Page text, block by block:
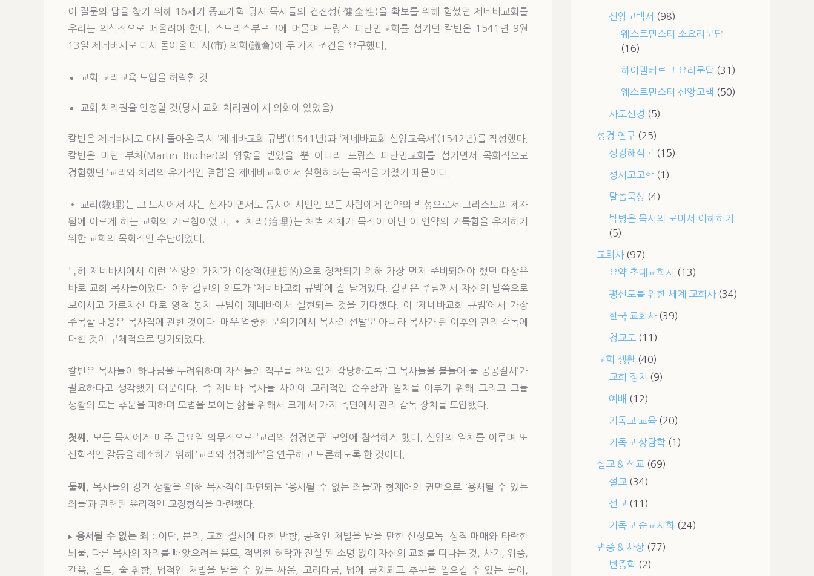
이 질문의 답을 찾기 위해 16세기 종교개혁 당시 목사들의 건전성( 健全性)을 확보를 위해 힘썼던 제네바교회를
우리는 의식적으로 떠올려야 한다. 스트라스부르그에 머물며 프랑스 피난민교회를 섬기던 칼빈은 1541년 9월
13일 제네바시로 다시 돌아올 때 시(市) 의회(議會)에 두 가지 조건을 요구했다.
교회 교리교육 도입을 허락할 것
교회 치리권을 인정할 것(당시 교회 치리권이 시 의회에 있었음)
칼빈은 제네바시로 다시 돌아온 즉시 ‘제네바교회 규범’(1541년)과 ‘제네바교회 신앙교육서’(1542년)를 작성했다.
칼빈은 마틴 부처(Martin Bucher)의 영향을 받았을 뿐 아니라 프랑스 피난민교회를 섬기면서 목회적으로
경험했던 ‘교리와 치리의 유기적인 결합’을 제네바교회에서 실현하려는 목적을 가졌기 때문이다.
• 교리(敎理)는 그 도시에서 사는 신자이면서도 동시에 시민인 모든 사람에게 언약의 백성으로서 그리스도의 제자
됨에 이르게 하는 교회의 가르침이었고, • 치리(治理)는 처벌 자체가 목적이 아닌 이 언약의 거룩함을 유지하기
위한 교회의 목회적인 수단이었다.
특히 제네바시에서 이런 ‘신앙의 가치’가 이상적(理想的)으로 정착되기 위해 가장 먼저 준비되어야 했던 대상은
바로 교회 목사들이었다. 이런 칼빈의 의도가 ‘제네바교회 규범’에 잘 담겨있다. 칼빈은 주님께서 자신의 말씀으로
보이시고 가르치신 대로 영적 통치 규범이 제네바에서 실현되는 것을 기대했다. 이 ‘제네바교회 규범’에서 가장
주목할 내용은 목사직에 관한 것이다. 매우 엄중한 분위기에서 목사의 선발뿐 아니라 목사가 된 이후의 관리 감독에
대한 것이 구체적으로 명기되었다.
칼빈은 목사들이 하나님을 두려워하며 자신들의 직무를 책임 있게 감당하도록 ‘그 목사들을 붙들어 둘 공공질서’가
필요하다고 생각했기 때문이다. 즉 제네바 목사들 사이에 교리적인 순수함과 일치를 이루기 위해 그리고 그들
생활의 모든 추문을 피하며 모범을 보이는 삶을 위해서 크게 세 가지 측면에서 관리 감독 장치를 도입했다.
첫째
, 모든 목사에게 매주 금요일 의무적으로 ‘교리와 성경연구’ 모임에 참석하게 했다. 신앙의 일치를 이루며 또
신학적인 갈등을 해소하기 위해 ‘교리와 성경해석’을 연구하고 토론하도록 한 것이다.
둘째
, 목사들의 경건 생활을 위해 목사직이 파면되는 ‘용서될 수 없는 죄들’과 형제애의 권면으로 ‘용서될 수 있는
죄들’과 관련된 윤리적인 교정형식을 마련했다.
▸ 용서될 수 없는 죄
: 이단, 분리, 교회 질서에 대한 반항, 공적인 처벌을 받을 만한 신성모독. 성직 매매와 타락한
뇌물, 다른 목사의 자리를 빼앗으려는 음모, 적법한 허락과 진실 된 소명 없이 자신의 교회를 떠나는 것, 사기, 위증,
간음, 절도, 술 취함, 법적인 처벌을 받을 수 있는 싸움, 고리대금, 법에 금지되고 추문을 일으킬 수 있는 놀이,
신앙고백서 (98)
웨스트민스터 소요리문답
(16)
하이델베르크 요리문답(31)
웨스트민스터 신앙고백 (50)
사도신경 (5)
성경 연구(25)
성경해석론(15)
성서고고학(1)
말씀묵상(4)
박병은 목사의 로마서 이해하기
(5)
교회사(97)
요약 초대교회사(13)
평신도를 위한 세계 교회사(34)
한국 교회사(39)
청교도 (11)
교회 생활(40)
교회 정치
(9)
예배 (12)
기독교 교육(20)
기독교 상담학(1)
설교 & 선교 (69)
설교 (34)
선교 (11)
기독교 순교사화(24)
변증 & 사상(77)
변증학(2)